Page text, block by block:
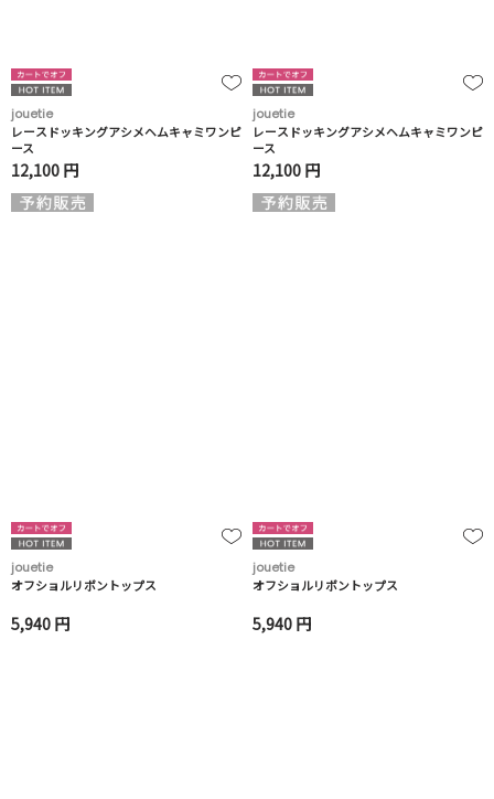
jouetie
レースドッキングアシメヘムキャミワンピ
ース
12,100 円
jouetie
レースドッキングアシメヘムキャミワンピ
ース
12,100 円
jouetie
オフショルリボントップス
5,940 円
jouetie
オフショルリボントップス
5,940 円